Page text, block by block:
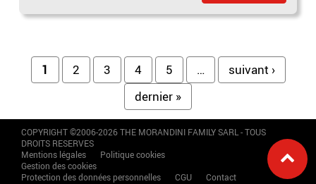
Pages
1 2 3 4 5 …
suivant ›
dernier »
COPYRIGHT ©2006-2026 THE MORANDINI FAMILY SARL - TOUS
DROITS RESERVES
Mentions légales
Politique cookies
Gestion des cookies
Protection des données personnelles
CGU Contact